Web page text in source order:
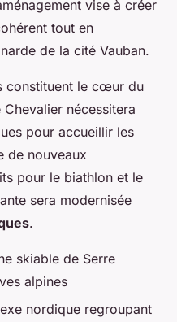
vise à créer
tout en
de la cité Vauban.
constituent le cœur du
nécessitera
pour accueillir les
de nouveaux
pour le biathlon et le
sera modernisée
.
skiable de Serre
alpines
nordique regroupant